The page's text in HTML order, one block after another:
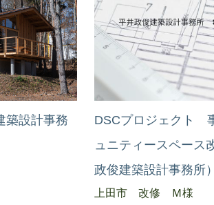
設計事務
DSCプロジェクト
ュニティースペース
政俊建築設計事務所）
上田市 改修 Ｍ様